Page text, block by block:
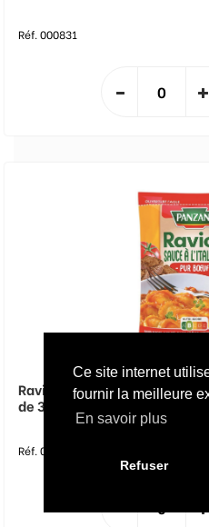
Ce site internet
fournir la meilleure
En savoir plus
Refuser
Réf. 000831
Ravioli pur boeuf sauce
de 3 poches
Réf. 000815